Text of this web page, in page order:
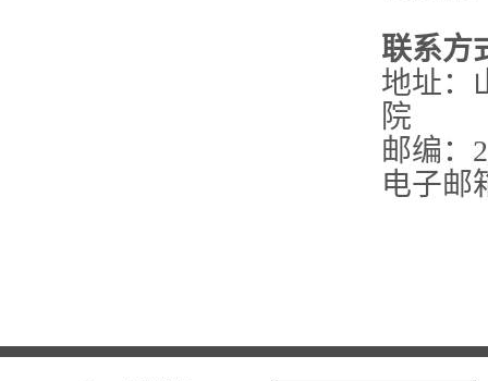
联系方
地址：
院
邮编：
电子邮